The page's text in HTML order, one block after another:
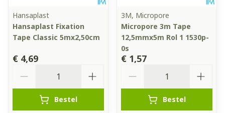
Hansaplast
Hansaplast Fixation
Tape Classic 5mx2,50cm
€ 4,69
Bestel
3M, Micropore
Micropore 3m Tape
12,5mmx5m Rol 1 1530p-
0s
€ 1,57
Bestel